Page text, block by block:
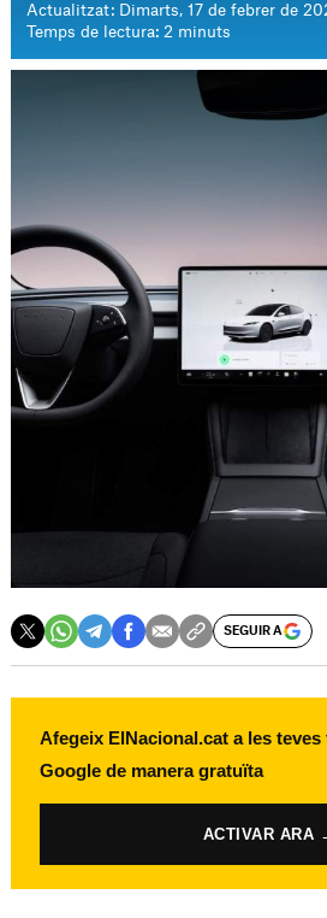
Actualitzat: Dimarts, 17 de febrer de
Temps de lectura: 2 minuts
SEGUIR A
Afegeix ElNacional.cat a les
Google de manera gratuïta
ACTIVAR ARA